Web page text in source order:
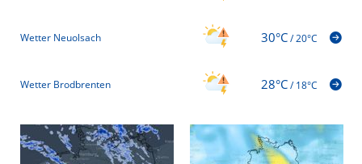
Wetter Neuolsach 30°C/20°C
Wetter Brodbrenten 28°C/18°C